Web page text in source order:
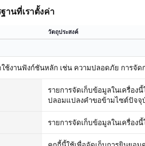
านที่เราตั้งค่า
วัตถุประสงค์
ช้งานฟังก์ชันหลัก เช่น ความปลอดภัย การจั
รายการจัดเก็บข้อมูลในเครื่อง
ปลอมแปลงคำขอข้ามไซต์ปัจจุ
รายการจัดเก็บข้อมูลในเครื่อ